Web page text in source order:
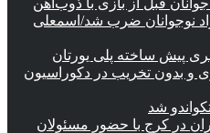
قبل از بازی با ذوب‌آهن
نوجوانان ضرب شد/اسمعلی
پیش ساخته پلی یورتان
و بدون تخریب در دکوراسیون
شد
در کرج با حضور مسئولان